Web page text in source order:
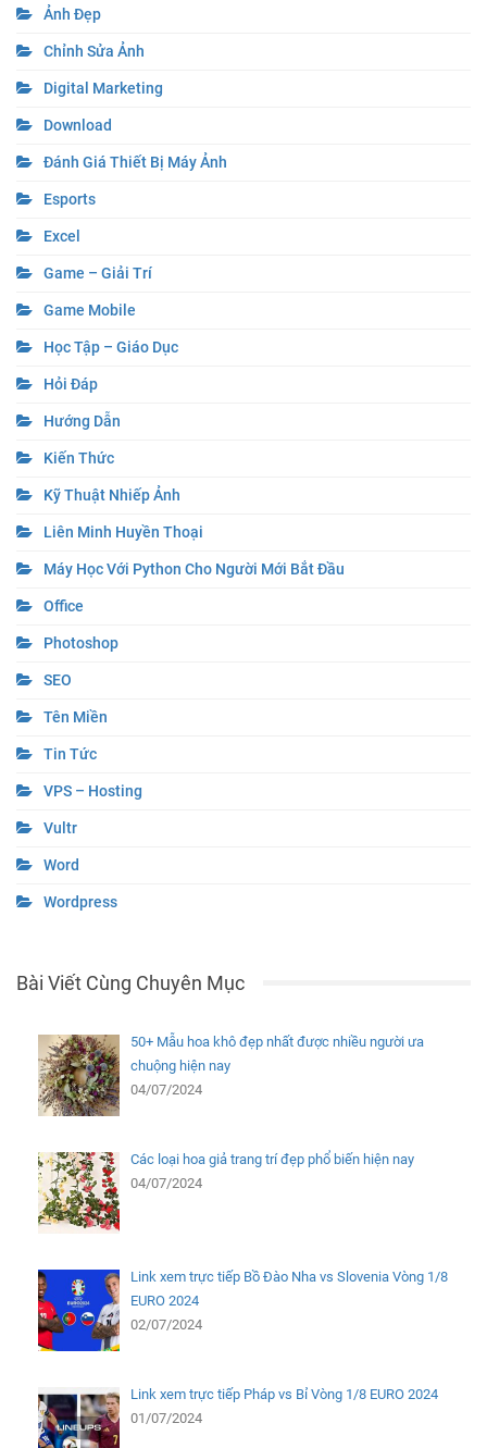
Ảnh Đẹp
Chỉnh Sửa Ảnh
Digital Marketing
Download
Đánh Giá Thiết Bị Máy Ảnh
Esports
Excel
Game – Giải Trí
Game Mobile
Học Tập – Giáo Dục
Hỏi Đáp
Hướng Dẫn
Kiến Thức
Kỹ Thuật Nhiếp Ảnh
Liên Minh Huyền Thoại
Máy Học Với Python Cho Người Mới Bắt Đầu
Office
Photoshop
SEO
Tên Miền
Tin Tức
VPS – Hosting
Vultr
Word
Wordpress
Bài Viết Cùng Chuyên Mục
50+ Mẫu hoa khô đẹp nhất được nhiều người ưa
chuộng hiện nay
04/07/2024
Các loại hoa giả trang trí đẹp phổ biến hiện nay
04/07/2024
Link xem trực tiếp Bồ Đào Nha vs Slovenia Vòng 1/8
EURO 2024
02/07/2024
Link xem trực tiếp Pháp vs Bỉ Vòng 1/8 EURO 2024
01/07/2024